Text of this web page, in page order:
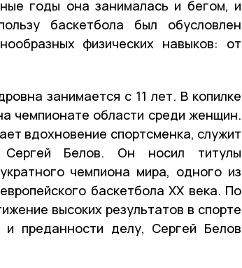
годы она занималась и бегом, и
баскетбола был обусловлен
физических навыков: от
занимается с 11 лет. В копилке
чемпионате области среди женщин.
вдохновение спортсменка, служит
Сергей Белов. Он носил титулы
чемпиона мира, одного из
баскетбола XX века. По
высоких результатов в спорте
и преданности делу, Сергей Белов